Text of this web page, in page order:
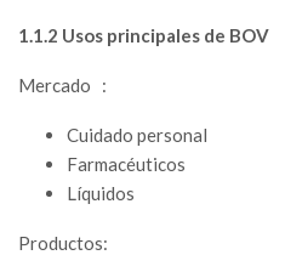
1.1.2 Usos principales de BOV
Mercado :
Cuidado personal
Farmacéuticos
Líquidos
Productos: